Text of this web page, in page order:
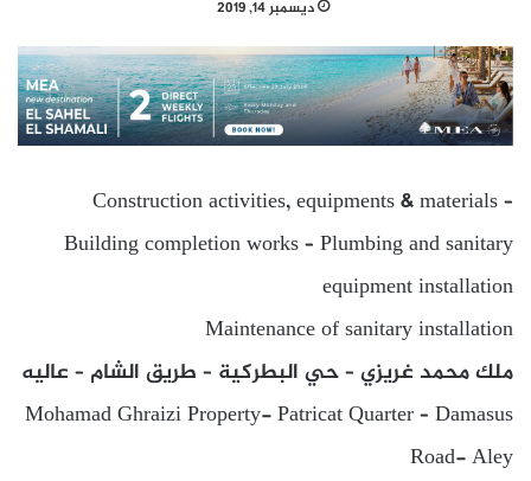
ديسمبر 14, 2019
Construction activities, equipments & materials –
Building completion works – Plumbing and sanitary
equipment installation
Maintenance of sanitary installation
ملك محمد غريزي – حي البطركية – طريق الشام – عاليه
Mohamad Ghraizi Property- Patricat Quarter – Damasus
Road- Aley